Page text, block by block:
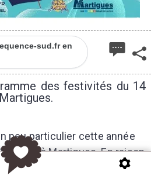
sud.fr en
des festivités du 14
peu particulier cette année
juillet à Martigues. En raison
de France dans le